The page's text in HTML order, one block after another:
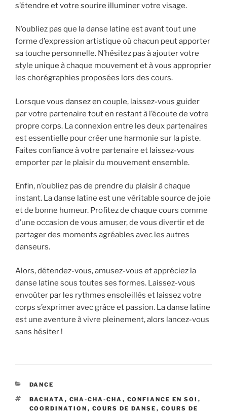
s’étendre et votre sourire illuminer votre visage.
N’oubliez pas que la danse latine est avant tout une
forme d’expression artistique où chacun peut apporter
sa touche personnelle. N’hésitez pas à ajouter votre
style unique à chaque mouvement et à vous approprier
les chorégraphies proposées lors des cours.
Lorsque vous dansez en couple, laissez-vous guider
par votre partenaire tout en restant à l’écoute de votre
propre corps. La connexion entre les deux partenaires
est essentielle pour créer une harmonie sur la piste.
Faites confiance à votre partenaire et laissez-vous
emporter par le plaisir du mouvement ensemble.
Enfin, n’oubliez pas de prendre du plaisir à chaque
instant. La danse latine est une véritable source de joie
et de bonne humeur. Profitez de chaque cours comme
d’une occasion de vous amuser, de vous divertir et de
partager des moments agréables avec les autres
danseurs.
Alors, détendez-vous, amusez-vous et appréciez la
danse latine sous toutes ses formes. Laissez-vous
envoûter par les rythmes ensoleillés et laissez votre
corps s’exprimer avec grâce et passion. La danse latine
est une aventure à vivre pleinement, alors lancez-vous
sans hésiter !
CATÉGORIES
DANCE
ÉTIQUETTES
BACHATA , CHA-CHA-CHA , CONFIANCE EN SOI ,
COORDINATION , COURS DE DANSE , COURS DE